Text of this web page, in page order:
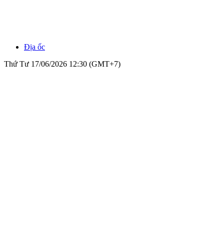
Địa ốc
Thứ Tư 17/06/2026 12:30 (GMT+7)